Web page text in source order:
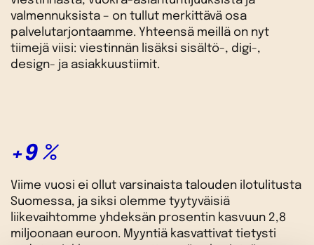
valmennuksista – on tullut merkittävä osa
palvelutarjontaamme. Yhteensä meillä on nyt
tiimejä viisi: viestinnän lisäksi sisältö-, digi-,
design- ja asiakkuustiimit.
+9 %
Viime vuosi ei ollut varsinaista talouden ilotulitusta
Suomessa, ja siksi olemme tyytyväisiä
liikevaihtomme yhdeksän prosentin kasvuun 2,8
miljoonaan euroon. Myyntiä kasvattivat tietysti